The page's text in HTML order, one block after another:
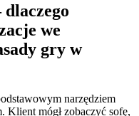
we
gry w
narzędziem
Klient mógł zobaczyć sofę,